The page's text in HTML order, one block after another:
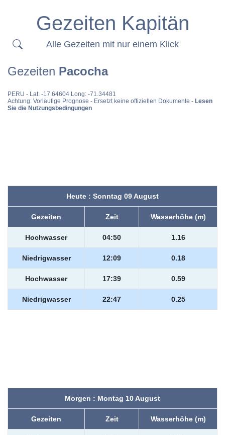
Gezeiten Kapitän
Alle Gezeiten mit nur einem Klick
Gezeiten Pacocha
PERU - Lat: -17.64604 Long: -71.34481
Achtung: Vorläufige Prognose - Ersetzt keine offiziellen Dokumente - Lesen
Sie die Nutzungsbedingungen
Heute : Sonntag 09 August
Gezeiten Zeit Wasserhöhe (m)
Hochwasser 04:50 1.16
Niedrigwasser 12:09 0.18
Hochwasser 17:39 0.59
Niedrigwasser 22:47 0.25
Morgen : Montag 10 August
Gezeiten Zeit Wasserhöhe (m)